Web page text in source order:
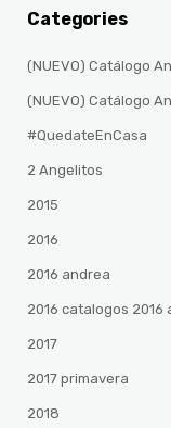
Categories
(NUEVO) Catálogo
(NUEVO) Catálogo
#QuedateEnCasa
2 Angelitos
2015
2016
2016 andrea
2016 catalogos
2017
2017 primavera
2018